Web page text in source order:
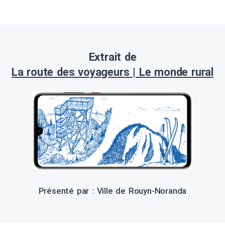
Extrait de
La route des voyageurs | Le monde rural
Présenté par : Ville de Rouyn-Noranda